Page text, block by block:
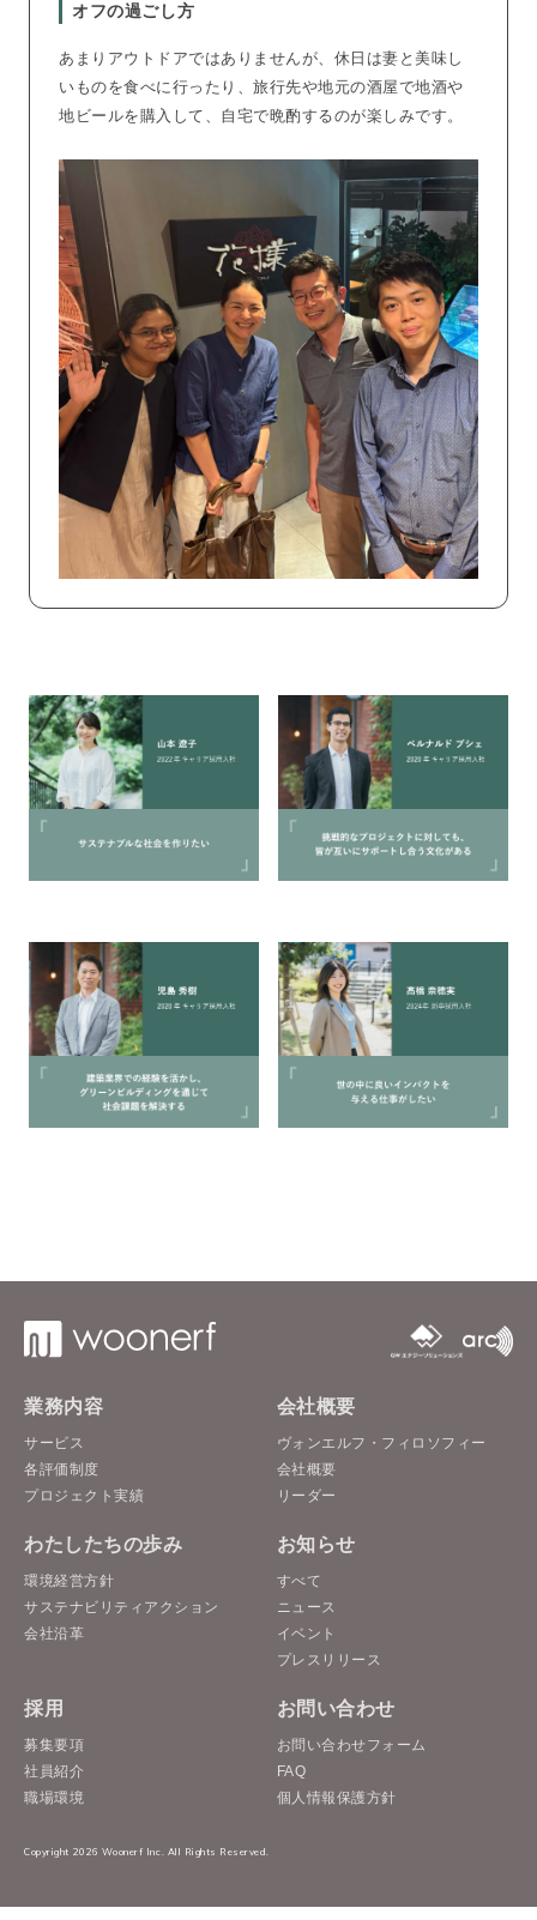
オフの過ごし方
あまりアウトドアではありませんが、休日は妻と美味し
いものを食べに行ったり、旅行先や地元の酒屋で地酒や
地ビールを購入して、自宅で晩酌するのが楽しみです。
業務内容
サービス
各評価制度
プロジェクト実績
会社概要
ヴォンエルフ・フィロソフィー
会社概要
リーダー
わたしたちの歩み
環境経営方針
サステナビリティアクション
会社沿革
お知らせ
すべて
ニュース
イベント
プレスリリース
採用
募集要項
社員紹介
職場環境
お問い合わせ
お問い合わせフォーム
FAQ
個人情報保護方針
Copyright 2026 Woonerf Inc. All Rights Reserved.